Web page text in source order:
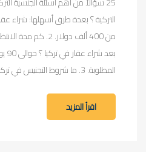
التركية ؟ بعدة طرق أسهلها: شراء
من 400 ألف دولار. 2. كم
بعد شراء
المطلوبة. 3. ما شروط التجنيس في تركيا للمستثمر ؟ […]
اقرأ المزيد